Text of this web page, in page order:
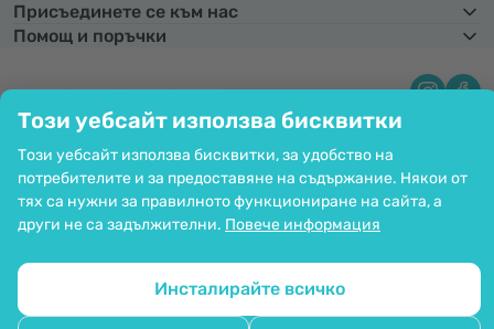
Този уебсайт използва бисквитки
Този уебсайт използва бисквитки, за удобство на
потребителите и за предоставяне на съдържание. Някои от
тях са нужни за правилното функциониране на сайта, а
други не са задължителни. Повече информация
Инсталирайте всичко
Присъединете се към нас
Помощ и поръчки
Фиксиран курс на конвертиране:1 € =1,95583 лв.Възможност за
криптиране.
Copyright © 2012 - 2026   |   Be Healthy Group d.o.o.
Карта на сайтаИзползване на бисквитките
Настройки на бисквитките